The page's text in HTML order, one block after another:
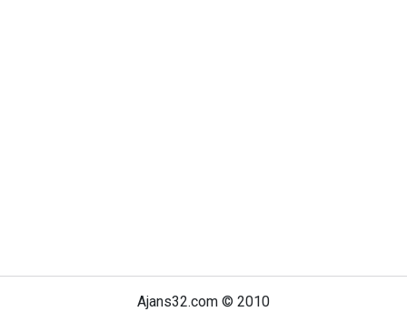
Ajans32.com © 2010